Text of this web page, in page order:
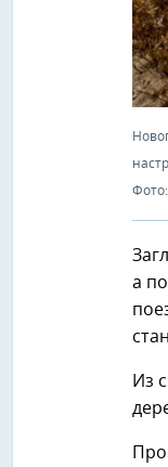
а
Из